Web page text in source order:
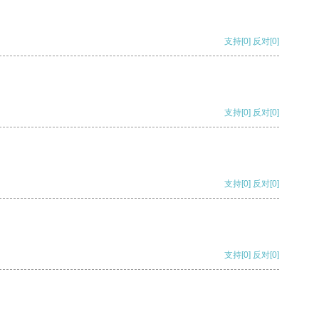
支持[0] 反对[0]
支持[0] 反对[0]
支持[0] 反对[0]
支持[0] 反对[0]